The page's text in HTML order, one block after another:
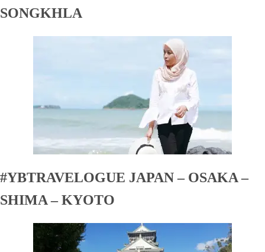
SONGKHLA
#YBTRAVELOGUE JAPAN – OSAKA –
SHIMA – KYOTO